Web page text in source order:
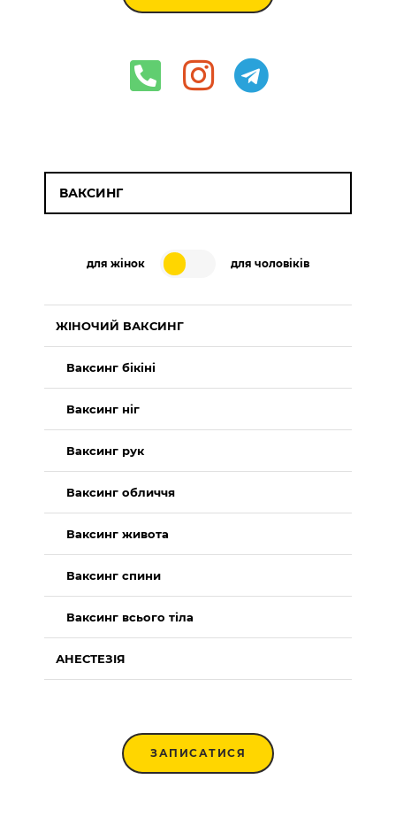
ВАКСИНГ
для жінок для чоловіків
ЖІНОЧИЙ ВАКСИНГ
Ваксинг бікіні
Ваксинг ніг
Ваксинг рук
Ваксинг обличчя
Ваксинг живота
Ваксинг спини
Ваксинг всього тіла
АНЕСТЕЗІЯ
ЗАПИСАТИСЯ